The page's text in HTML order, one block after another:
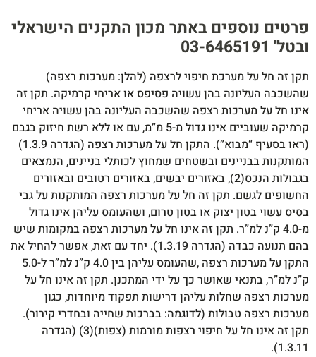
פרטים נוספים באתר מכון התקנים הישראלי
ובטל' 03-6465191​
תקן זה חל על מערכת חיפוי לרצפה (להלן: מערכות רצפה)
שהשכבה העליונה בהן עשויה פסיפס או אריחי קרמיקה. תקן זה
אינו חל על מערכות רצפה שהשכבה העליונה בהן עשויה אריחי
קרמיקה שעוביים אינו גדול מ-5 מ”מ, עם או ללא רשת חיזוק בגבם
(ראו בסעיף “מבוא”). התקן חל על מערכות רצפה (הגדרה 1.3.9)
המותקנות בבניינים ובשטחים שמחוץ לכותלי בניינים, הנמצאים
בגבולות הנכס(2), באזורים יבשים, באזורים רטובים ובאזורים
החשופים לגשם. תקן זה חל על מערכות רצפה המותקנות על גבי
בסיס עשוי בטון יצוק או בטון טרום, ושהעומס עליהן אינו גדול
מ-4.0 ק”נ למ”ר. תקן זה אינו חל על מערכות רצפה במקומות שיש
בהם תנועה כבדה (הגדרה 1.3.19). יחד עם זאת, אפשר להחיל את
התקן על מערכות רצפה ,שהעומס עליהן בין 4.0 ק”נ למ”ר ל-5.0
ק”נ למ”ר, בתנאי שאושר כך על ידי המתכנן. תקן זה אינו חל על
מערכות רצפה שחלות עליהן דרישות תפקוד מיוחדות, כגון
מערכות רצפה טבולות (לדוגמה: בברכות שחייה ובחדרי קירור).
תקן זה אינו חל על חיפוי רצפות מורמות (צפות)(3) (הגדרה
1.3.11).